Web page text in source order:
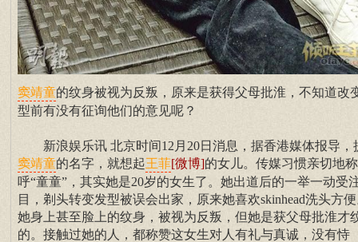
窦靖童的纹身被视为反叛，原来是获得父母批淮，不知道改
型前有没有征询他们的意见呢？
新浪娱乐讯 北京时间12月20日消息，据香港媒体报导，
窦靖童的名字，就想起王菲[微博]的女儿。传媒习惯亲切地称
呼“童童”，其实她是20岁的女生了。她出道后的一举一动受
目，剃头转变发型被误会出家，原来她喜欢skinhead洗头方
她身上甚至脸上的纹身，被视为反叛，但她是获父母批淮才
的。接触过她的人，都称赞这女生对人有礼与真诚，没有恃